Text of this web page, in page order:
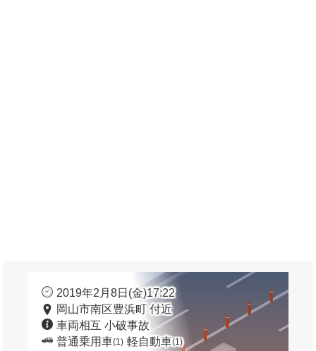
2019年2月8日(金)17:22
岡山市南区豊浜町 付近
車両相互 小破事故
普通乗用車(1) 軽自動車(1)